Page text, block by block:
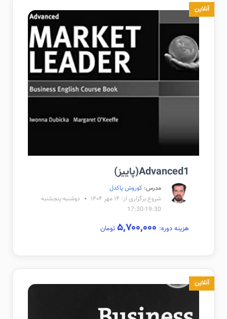
آنلاین
Advanced1(پاییز)
مدرس: کوروش پاکدل
شروع برگزاری از: ۱۴ مهر ۱۴۰۴
دوشنبه-پنجشنبه
19:30-17:30
هزینه دوره: تومان
آنلاین